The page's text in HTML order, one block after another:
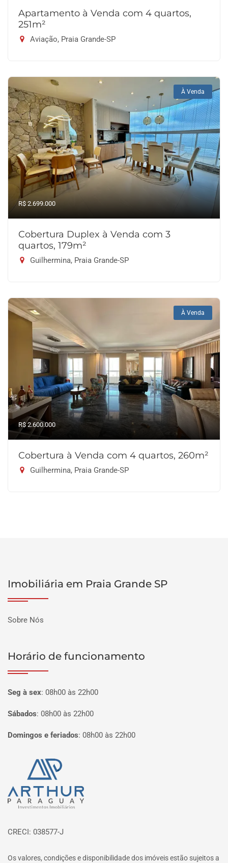
Apartamento à Venda com 4 quartos,
251m²
Aviação, Praia Grande-SP
À Venda
R$ 2.699.000
Cobertura Duplex à Venda com 3
quartos, 179m²
Guilhermina, Praia Grande-SP
À Venda
R$ 2.600.000
Cobertura à Venda com 4 quartos, 260m²
Guilhermina, Praia Grande-SP
Imobiliária em Praia Grande SP
Sobre Nós
Horário de funcionamento
Seg à sex: 08h00 às 22h00
Sábados: 08h00 às 22h00
Domingos e feriados: 08h00 às 22h00
Página inicial
CRECI: 038577-J
Os valores, condições e disponibilidade dos imóveis estão sujeitos a